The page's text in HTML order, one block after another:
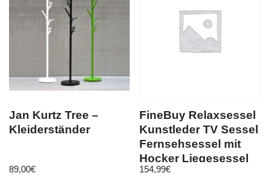
Jan Kurtz Tree –
Kleiderständer
89,00€
FineBuy Relaxsessel
Kunstleder TV Sessel
Fernsehsessel mit
Hocker Liegesessel
154,99€